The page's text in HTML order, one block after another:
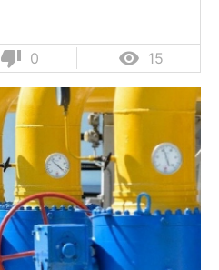
thumb_down 0  15